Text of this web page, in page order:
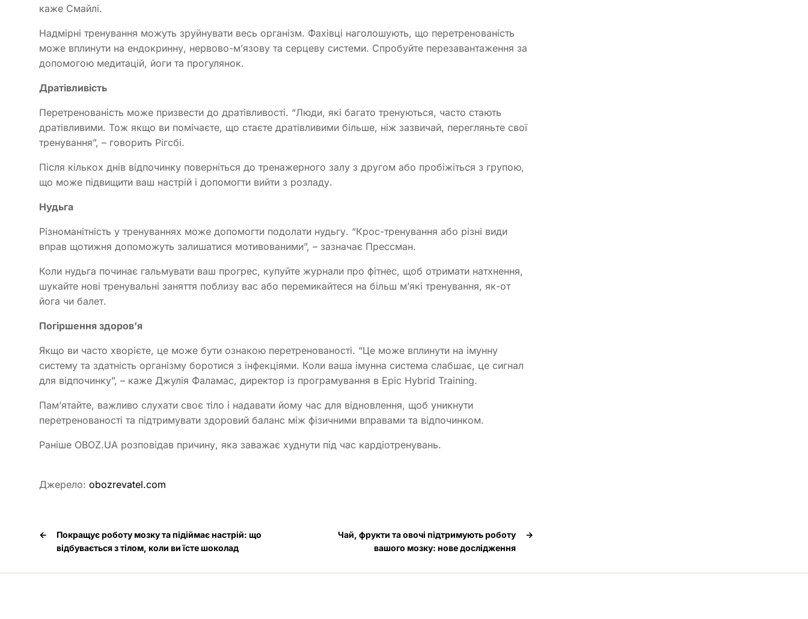
каже Смайлі.
Надмірні тренування можуть зруйнувати весь організм. Фахівці наголошують, що перетренованість
може вплинути на ендокринну, нервово-м’язову та серцеву системи. Спробуйте перезавантаження за
допомогою медитацій, йоги та прогулянок.
Дратівливість
Перетренованість може призвести до дратівливості. “Люди, які багато тренуються, часто стають
дратівливими. Тож якщо ви помічаєте, що стаєте дратівливими більше, ніж зазвичай, перегляньте свої
тренування”, – говорить Рігсбі.
Після кількох днів відпочинку поверніться до тренажерного залу з другом або пробіжіться з групою,
що може підвищити ваш настрій і допомогти вийти з розладу.
Нудьга
Різноманітність у тренуваннях може допомогти подолати нудьгу. “Крос-тренування або різні види
вправ щотижня допоможуть залишатися мотивованими”, – зазначає Прессман.
Коли нудьга починає гальмувати ваш прогрес, купуйте журнали про фітнес, щоб отримати натхнення,
шукайте нові тренувальні заняття поблизу вас або перемикайтеся на більш м’які тренування, як-от
йога чи балет.
Погіршення здоров’я
Якщо ви часто хворієте, це може бути ознакою перетренованості. “Це може вплинути на імунну
систему та здатність організму боротися з інфекціями. Коли ваша імунна система слабшає, це сигнал
для відпочинку”, – каже Джулія Фаламас, директор із програмування в Epic Hybrid Training.
Пам’ятайте, важливо слухати своє тіло і надавати йому час для відновлення, щоб уникнути
перетренованості та підтримувати здоровий баланс між фізичними вправами та відпочинком.
Раніше OBOZ.UA розповідав причину, яка заважає худнути під час кардіотренувань.
Джерело: obozrevatel.com
←
Покращує роботу мозку та підіймає настрій: що
відбувається з тілом, коли ви їсте шоколад
→
Чай, фрукти та овочі підтримують роботу
вашого мозку: нове дослідження